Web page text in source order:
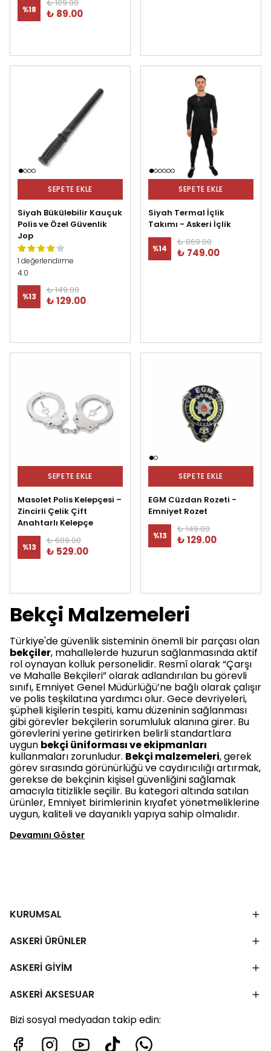
%18
₺ 109.00
₺ 89.00
SEPETE EKLE
Siyah Bükülebilir Kauçuk
Polis ve Özel Güvenlik
Jop
1 değerlendirme
4.0
%13
₺ 149.00
₺ 129.00
SEPETE EKLE
Siyah Termal İçlik
Takımı - Askeri İçlik
%14
₺ 869.00
₺ 749.00
SEPETE EKLE
Masolet Polis Kelepçesi –
Zincirli Çelik Çift
Anahtarlı Kelepçe
%13
₺ 609.00
₺ 529.00
SEPETE EKLE
EGM Cüzdan Rozeti -
Emniyet Rozet
%13
₺ 149.00
₺ 129.00
Bekçi Malzemeleri
Türkiye'de güvenlik sisteminin önemli bir parçası olan
bekçiler, mahallelerde huzurun sağlanmasında aktif
rol oynayan kolluk personelidir. Resmî olarak “Çarşı
ve Mahalle Bekçileri” olarak adlandırılan bu görevli
sınıfı, Emniyet Genel Müdürlüğü’ne bağlı olarak çalışır
ve polis teşkilatına yardımcı olur. Gece devriyeleri,
şüpheli kişilerin tespiti, kamu düzeninin sağlanması
gibi görevler bekçilerin sorumluluk alanına girer. Bu
görevlerini yerine getirirken belirli standartlara
uygun bekçi üniforması ve ekipmanları
kullanmaları zorunludur. Bekçi malzemeleri, gerek
görev sırasında görünürlüğü ve caydırıcılığı artırmak,
gerekse de bekçinin kişisel güvenliğini sağlamak
amacıyla titizlikle seçilir. Bu kategori altında satılan
ürünler, Emniyet birimlerinin kıyafet yönetmeliklerine
uygun, kaliteli ve dayanıklı yapıya sahip olmalıdır.
Devamını Göster
KURUMSAL
ASKERİ ÜRÜNLER
ASKERİ GİYİM
ASKERİ AKSESUAR
Bizi sosyal medyadan takip edin: